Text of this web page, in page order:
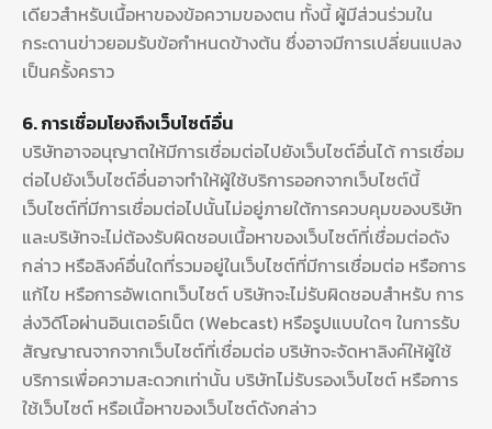
เดียวสำหรับเนื้อหาของข้อความของตน ทั้งนี้ ผู้มีส่วนร่วมใน
กระดานข่าวยอมรับข้อกำหนดข้างต้น ซึ่งอาจมีการเปลี่ยนแปลง
เป็นครั้งคราว
6. การเชื่อมโยงถึงเว็บไซต์อื่น
บริษัทอาจอนุญาตให้มีการเชื่อมต่อไปยังเว็บไซต์อื่นได้ การเชื่อม
ต่อไปยังเว็บไซต์อื่นอาจทำให้ผู้ใช้บริการออกจากเว็บไซต์นี้
เว็บไซต์ที่มีการเชื่อมต่อไปนั้นไม่อยู่ภายใต้การควบคุมของบริษัท
และบริษัทจะไม่ต้องรับผิดชอบเนื้อหาของเว็บไซต์ที่เชื่อมต่อดัง
กล่าว หรือลิงค์อื่นใดที่รวมอยู่ในเว็บไซต์ที่มีการเชื่อมต่อ หรือการ
แก้ไข หรือการอัพเดทเว็บไซต์ บริษัทจะไม่รับผิดชอบสำหรับ การ
ส่งวิดีโอผ่านอินเตอร์เน็ต (Webcast) หรือรูปแบบใดๆ ในการรับ
สัญญาณจากจากเว็บไซต์ที่เชื่อมต่อ บริษัทจะจัดหาลิงค์ให้ผู้ใช้
บริการเพื่อความสะดวกเท่านั้น บริษัทไม่รับรองเว็บไซต์ หรือการ
ใช้เว็บไซต์ หรือเนื้อหาของเว็บไซต์ดังกล่าว